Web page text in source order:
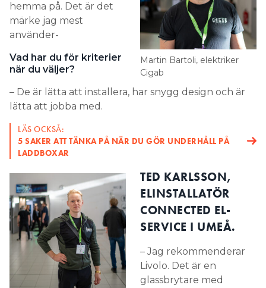
Martin Bartoli, elektriker
Cigab
hemma på. Det är det
märke jag mest
använder-
Vad har du för kriterier
när du väljer?
– De är lätta att installera, har snygg design och är
lätta att jobba med.
LÄS OCKSÅ:
5 SAKER ATT TÄNKA PÅ NÄR DU GÖR UNDERHÅLL PÅ
LADDBOXAR
TED KARLSSON,
ELINSTALLATÖR
CONNECTED EL-
SERVICE I UMEÅ.
– Jag rekommenderar
Livolo. Det är en
glassbrytare med